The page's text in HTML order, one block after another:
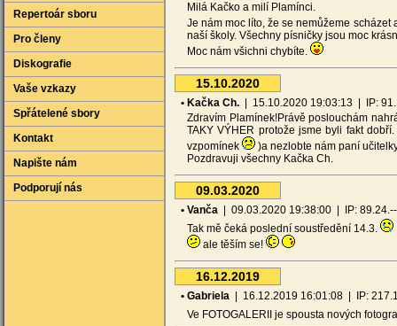
Repertoár sboru
Pro členy
Diskografie
Vaše vzkazy
Spřátelené sbory
Kontakt
Napište nám
Podporují nás
Milá Kačko a milí Plamínci.
Je nám moc líto, že se nemůžeme scházet
naší školy. Všechny písničky jsou moc
Moc nám všichni chybíte.
15.10.2020
• Kačka Ch. | 15.10.2020 19:03:13 | IP:
Zdravím Plamínek!Právě poslouchám
TAKY VÝHER protože jsme byli fakt
vzpomínek
)a nezlobte nám paní
Pozdravuji všechny Kačka Ch.
09.03.2020
• Vanča | 09.03.2020 19:38:00 | IP:
Tak mě čeká poslední soustředění 14.3.
ale těším se!
16.12.2019
• Gabriela | 16.12.2019 16:01:08 | IP:
Ve FOTOGALERII je spousta nových